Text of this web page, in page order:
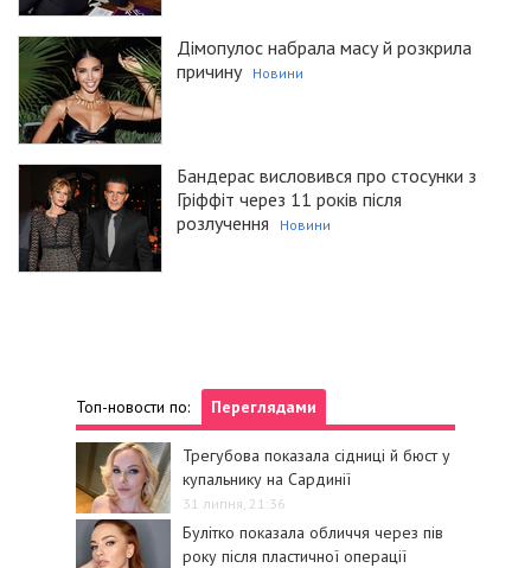
Дімопулос набрала масу й розкрила
причину
Новини
Бандерас висловився про стосунки з
Гріффіт через 11 років після
розлучення
Новини
Топ-новости по: Переглядами
Трегубова показала сідниці й бюст у
купальнику на Сардинії
31 липня, 21:36
Булітко показала обличчя через пів
року після пластичної операції